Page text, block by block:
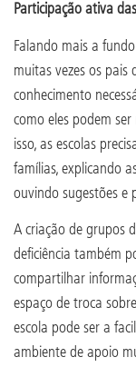
Participação ativa
Falando mais a
muitas vezes os pais
conhecimento
como eles podem
isso, as escolas
famílias, explicando
ouvindo sugestões e
A criação de grupos
deficiência também
compartilhar
espaço de troca
escola pode ser a
ambiente de apoio